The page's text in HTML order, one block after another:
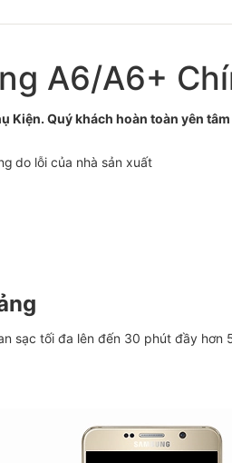
A6/A6+
Kiện. Quý khách hoàn toàn yên
do lỗi của nhà sản xuất
sạc tối đa lên đến 30 phút đầy hơn